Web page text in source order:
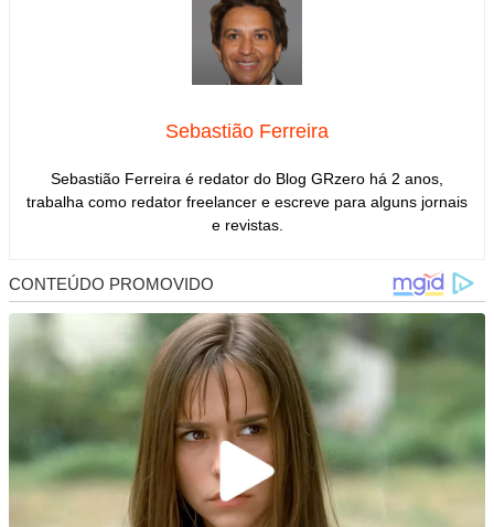
Sebastião Ferreira
Sebastião Ferreira é redator do Blog GRzero há 2 anos,
trabalha como redator freelancer e escreve para alguns jornais
e revistas.